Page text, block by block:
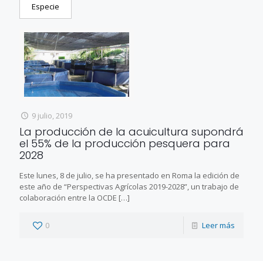
Especie
9 julio, 2019
La producción de la acuicultura supondrá
el 55% de la producción pesquera para
2028
Este lunes, 8 de julio, se ha presentado en Roma la edición de
este año de “Perspectivas Agrícolas 2019-2028”, un trabajo de
colaboración entre la OCDE […]
0 Leer más